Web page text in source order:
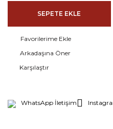
SEPETE EKLE
Arkadaşına Öner
Karşılaştır
WhatsApp İletişim